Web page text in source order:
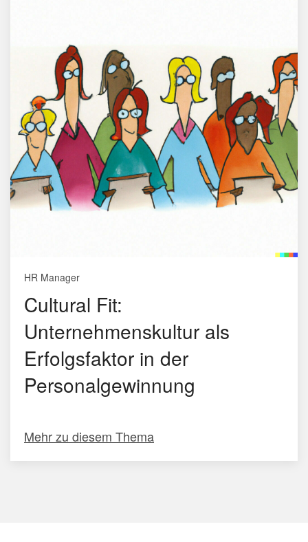
HR Manager
Cultural Fit:
Unternehmenskultur als
Erfolgsfaktor in der
Personalgewinnung
Mehr zu diesem Thema